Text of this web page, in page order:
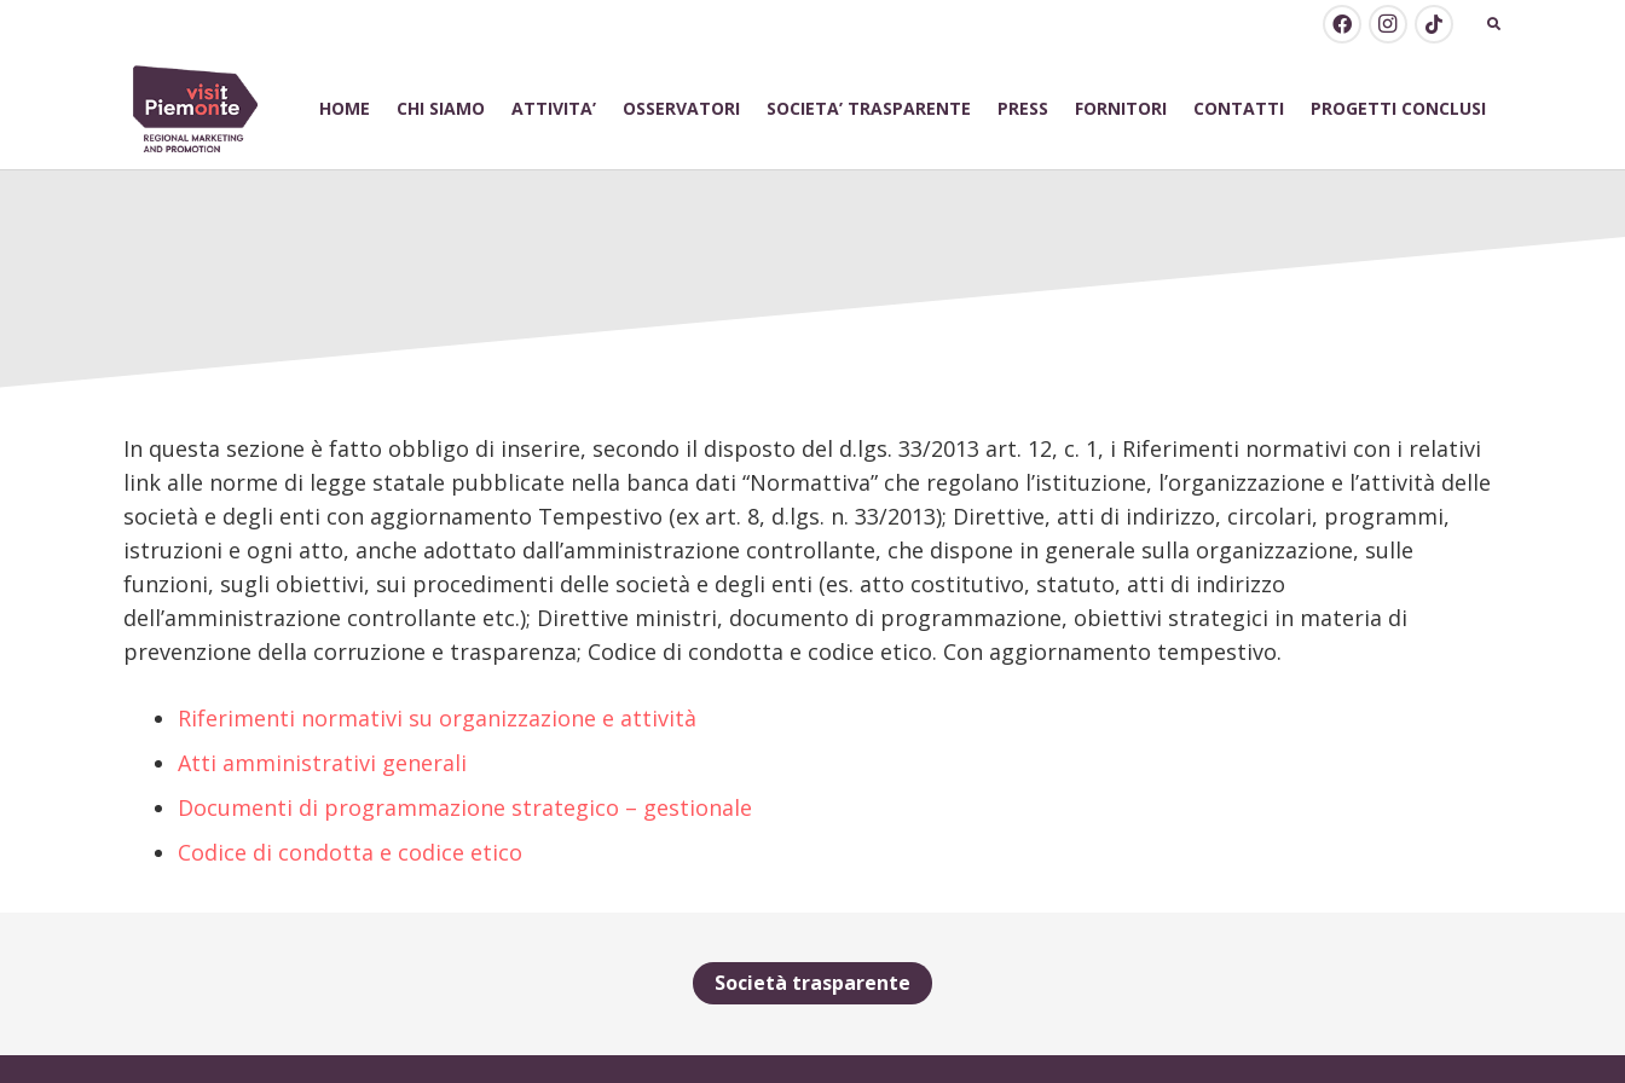
HOME CHI SIAMO ATTIVITA’ OSSERVATORI SOCIETA’ TRASPARENTE PRESS FORNITORI CONTATTI PROGETTI CONCLUSI
In questa sezione è fatto obbligo di inserire, secondo il disposto del d.lgs. 33/2013 art. 12, c. 1, i Riferimenti normativi con i relativi
link alle norme di legge statale pubblicate nella banca dati “Normattiva” che regolano l’istituzione, l’organizzazione e l’attività delle
società e degli enti con aggiornamento Tempestivo (ex art. 8, d.lgs. n. 33/2013); Direttive, atti di indirizzo, circolari, programmi,
istruzioni e ogni atto, anche adottato dall’amministrazione controllante, che dispone in generale sulla organizzazione, sulle
funzioni, sugli obiettivi, sui procedimenti delle società e degli enti (es. atto costitutivo, statuto, atti di indirizzo
dell’amministrazione controllante etc.); Direttive ministri, documento di programmazione, obiettivi strategici in materia di
prevenzione della corruzione e trasparenza; Codice di condotta e codice etico. Con aggiornamento tempestivo.
Riferimenti normativi su organizzazione e attività
Atti amministrativi generali
Documenti di programmazione strategico – gestionale
Codice di condotta e codice etico
Società trasparente